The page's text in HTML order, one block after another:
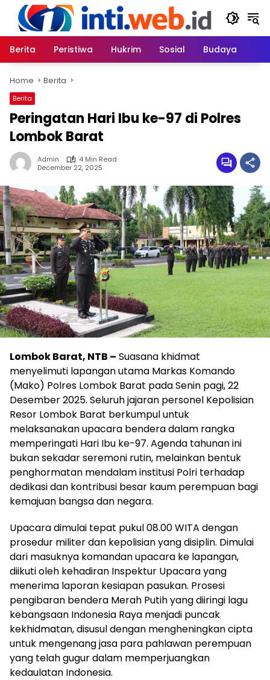
content
Berita
Peristiwa Hukrim Sosial Budaya
Home Berita
Berita
Peringatan Hari Ibu ke-97 di Polres
Lombok Barat
Admin
4 Min Read
December 22, 2025
Lombok Barat, NTB – Suasana khidmat
menyelimuti lapangan utama Markas Komando
(Mako) Polres Lombok Barat pada Senin pagi, 22
Desember 2025. Seluruh jajaran personel Kepolisian
Resor Lombok Barat berkumpul untuk
melaksanakan upacara bendera dalam rangka
memperingati Hari Ibu ke-97. Agenda tahunan ini
bukan sekadar seremoni rutin, melainkan bentuk
penghormatan mendalam institusi Polri terhadap
dedikasi dan kontribusi besar kaum perempuan bagi
kemajuan bangsa dan negara.
Upacara dimulai tepat pukul 08.00 WITA dengan
prosedur militer dan kepolisian yang disiplin. Dimulai
dari masuknya komandan upacara ke lapangan,
diikuti oleh kehadiran Inspektur Upacara yang
menerima laporan kesiapan pasukan. Prosesi
pengibaran bendera Merah Putih yang diiringi lagu
kebangsaan Indonesia Raya menjadi puncak
kekhidmatan, disusul dengan mengheningkan cipta
untuk mengenang jasa para pahlawan perempuan
yang telah gugur dalam memperjuangkan
kedaulatan Indonesia.